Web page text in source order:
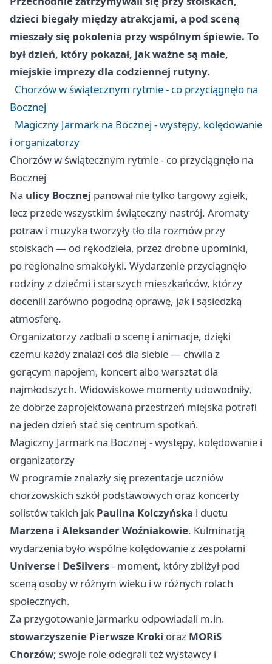
dzieci biegały między atrakcjami, a pod sceną
mieszały się pokolenia przy wspólnym śpiewie. To
był dzień, który pokazał, jak ważne są małe,
miejskie imprezy dla codziennej rutyny.
Chorzów w świątecznym rytmie - co przyciągnęło na
Bocznej
Magiczny Jarmark na Bocznej - występy, kolędowanie
i organizatorzy
Chorzów w świątecznym rytmie - co przyciągnęło na
Bocznej
Na ulicy Bocznej panował nie tylko targowy zgiełk,
lecz przede wszystkim świąteczny nastrój. Aromaty
potraw i muzyka tworzyły tło dla rozmów przy
stoiskach — od rękodzieła, przez drobne upominki,
po regionalne smakołyki. Wydarzenie przyciągnęło
rodziny z dziećmi i starszych mieszkańców, którzy
docenili zarówno pogodną oprawę, jak i sąsiedzką
atmosferę.
Organizatorzy zadbali o scenę i animacje, dzięki
czemu każdy znalazł coś dla siebie — chwila z
gorącym napojem, koncert albo warsztat dla
najmłodszych. Widowiskowe momenty udowodniły,
że dobrze zaprojektowana przestrzeń miejska potrafi
na jeden dzień stać się centrum spotkań.
Magiczny Jarmark na Bocznej - występy, kolędowanie i
organizatorzy
W programie znalazły się prezentacje uczniów
chorzowskich szkół podstawowych oraz koncerty
solistów takich jak Paulina Kolczyńska i duetu
Marzena i Aleksander Woźniakowie. Kulminacją
wydarzenia było wspólne kolędowanie z zespołami
Universe i DeSilvers- moment, który zbliżył pod
sceną osoby w różnym wieku i w różnych rolach
społecznych.
Za przygotowanie jarmarku odpowiadali m.in.
stowarzyszenie Pierwsze Kroki oraz MORiS
Chorzów; swoje role odegrali też wystawcy i